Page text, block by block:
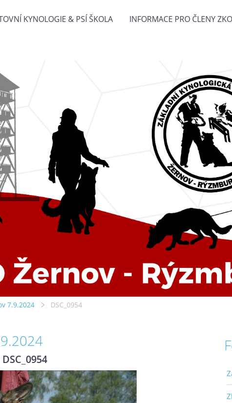
KYNOLOGIE & PSÍ ŠKOLA INFORMACE PRO ČLENY ZKO
7.9.2024 DSC_0954
DSC_0954